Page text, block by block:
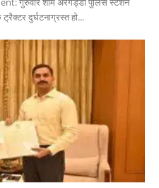
दुर्घटनाग्रस्त हो...